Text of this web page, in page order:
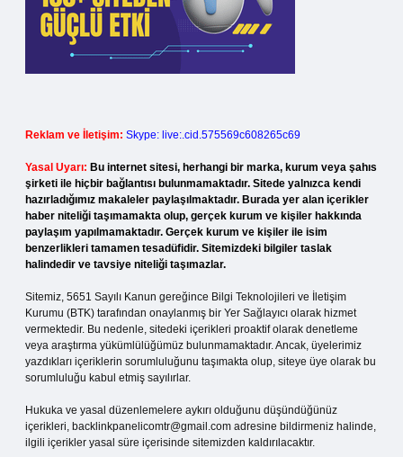
Reklam ve İletişim: Skype: live:.cid.575569c608265c69
Yasal Uyarı: Bu internet sitesi, herhangi bir marka, kurum veya şahıs
şirketi ile hiçbir bağlantısı bulunmamaktadır. Sitede yalnızca kendi
hazırladığımız makaleler paylaşılmaktadır. Burada yer alan içerikler
haber niteliği taşımamakta olup, gerçek kurum ve kişiler hakkında
paylaşım yapılmamaktadır. Gerçek kurum ve kişiler ile isim
benzerlikleri tamamen tesadüfidir. Sitemizdeki bilgiler taslak
halindedir ve tavsiye niteliği taşımazlar.
Sitemiz, 5651 Sayılı Kanun gereğince Bilgi Teknolojileri ve İletişim
Kurumu (BTK) tarafından onaylanmış bir Yer Sağlayıcı olarak hizmet
vermektedir. Bu nedenle, sitedeki içerikleri proaktif olarak denetleme
veya araştırma yükümlülüğümüz bulunmamaktadır. Ancak, üyelerimiz
yazdıkları içeriklerin sorumluluğunu taşımakta olup, siteye üye olarak bu
sorumluluğu kabul etmiş sayılırlar.
Hukuka ve yasal düzenlemelere aykırı olduğunu düşündüğünüz
içerikleri, backlinkpanelicomtr@gmail.com adresine bildirmeniz halinde,
ilgili içerikler yasal süre içerisinde sitemizden kaldırılacaktır.